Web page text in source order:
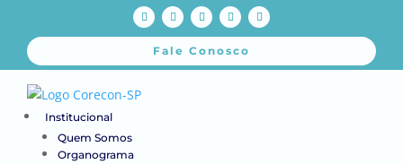
Fale Conosco
Institucional
Quem Somos
Organograma